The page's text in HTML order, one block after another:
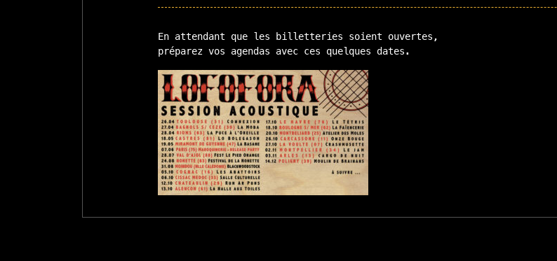
En attendant que les billetteries soient ouvertes,
préparez vos agendas avec ces quelques dates.